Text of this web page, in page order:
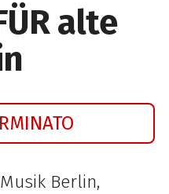
alte
Berlin,